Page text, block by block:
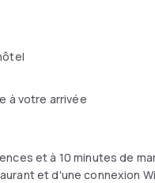
à votre arrivée
et à 10 minutes de
et d'une connexion